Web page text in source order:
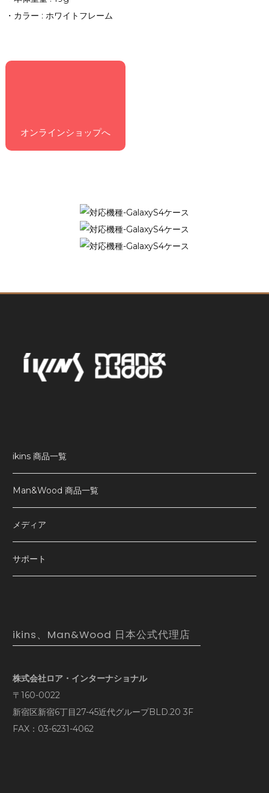
・カラー : ホワイトフレーム
オンラインショップへ
ikins 商品一覧
Man&Wood 商品一覧
メディア
サポート
ikins、Man&Wood 日本公式代理店
株式会社ロア・インターナショナル
〒160-0022
新宿区新宿6丁目27-45近代グループBLD.20 3F
FAX：03-6231-4062